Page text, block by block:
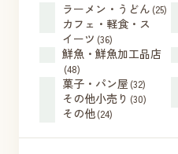
ラーメン・うどん (25)
カフェ・軽食・ス
イーツ (36)
鮮魚・鮮魚加工品店
(48)
菓子・パン屋 (32)
その他小売り (30)
その他(24)